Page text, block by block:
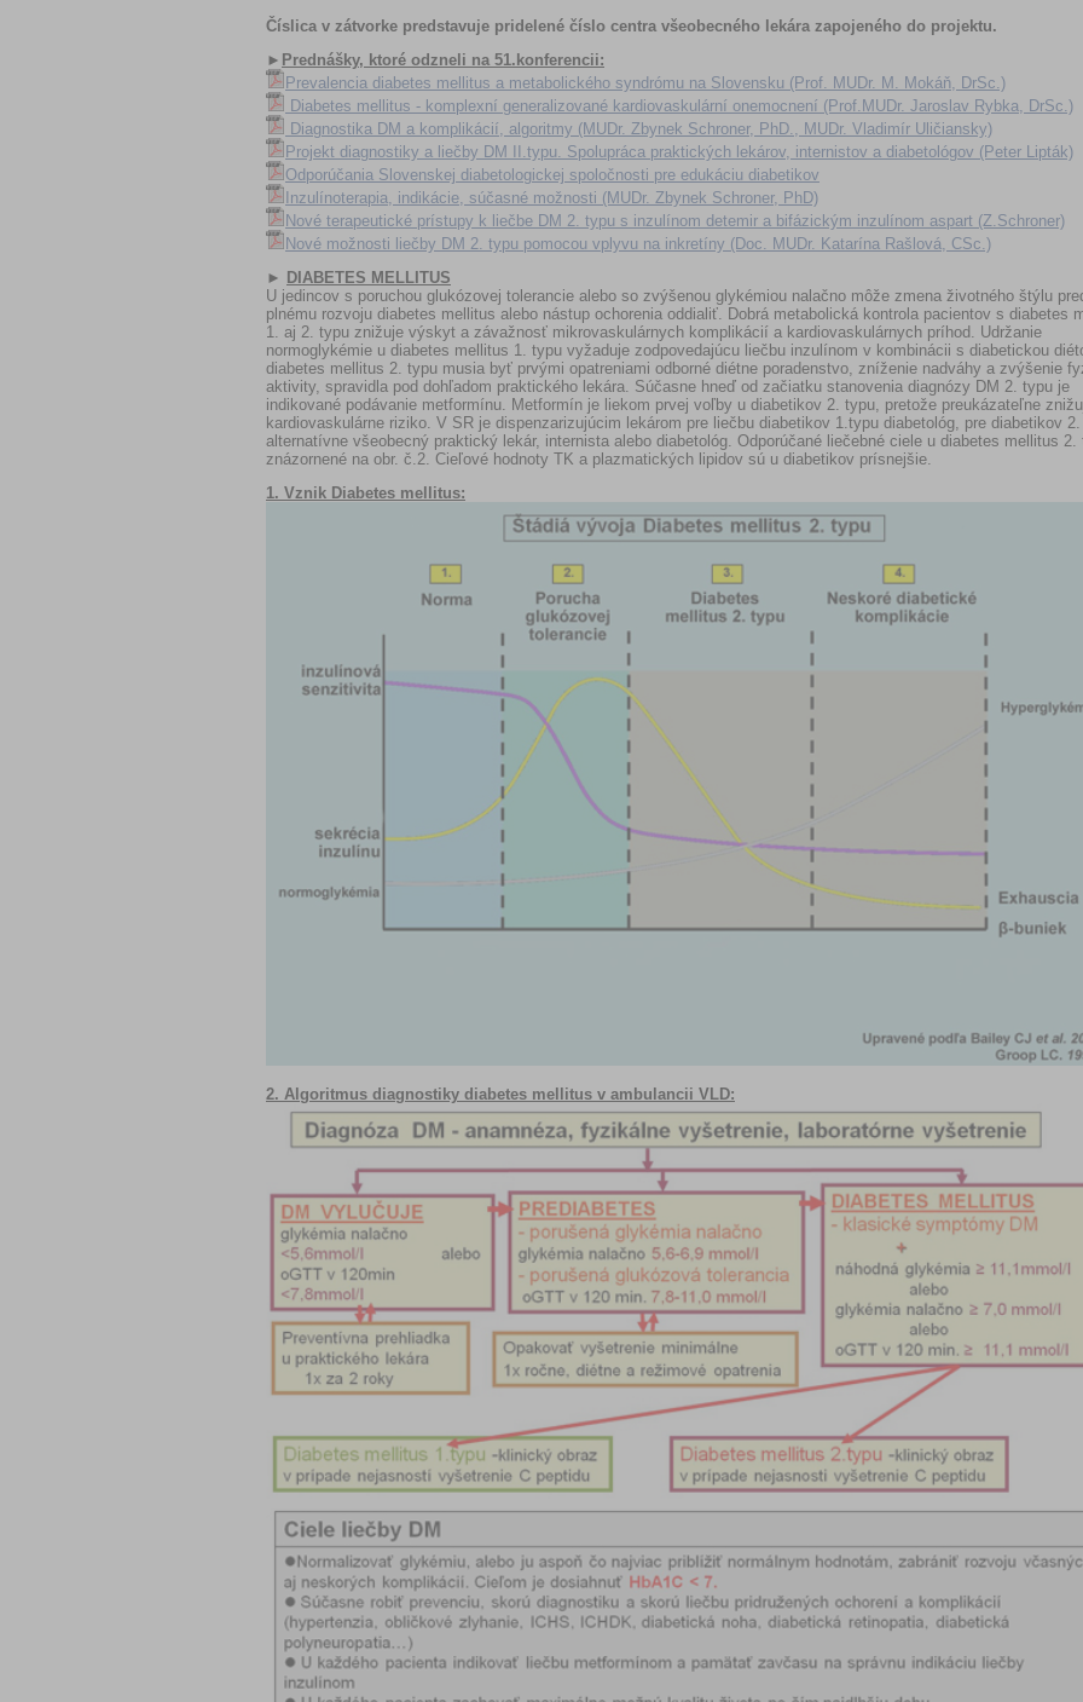
Číslica v zátvorke predstavuje pridelené číslo centra všeobecného lekára zapojeného do projektu.
► Prednášky, ktoré odzneli na 51.konferencii:
Prevalencia diabetes mellitus a metabolického syndrómu na Slovensku (Prof. MUDr. M. Mokáň, DrSc.)
Diabetes mellitus - komplexní generalizované kardiovaskulární onemocnení (Prof.MUDr. Jaroslav Rybka, DrSc.)
Diagnostika DM a komplikácií, algoritmy (MUDr. Zbynek Schroner, PhD., MUDr. Vladimír Uličiansky)
Projekt diagnostiky a liečby DM II.typu. Spolupráca praktických lekárov, internistov a diabetológov (Peter Lipták)
Odporúčania Slovenskej diabetologickej spoločnosti pre edukáciu diabetikov
Inzulínoterapia, indikácie, súčasné možnosti (MUDr. Zbynek Schroner, PhD)
Nové terapeutické prístupy k liečbe DM 2. typu s inzulínom detemir a bifázickým inzulínom aspart (Z.Schroner)
Nové možnosti liečby DM 2. typu pomocou vplyvu na inkretíny (Doc. MUDr. Katarína Rašlová, CSc.)
►
DIABETES MELLITUS
U jedincov s poruchou glukózovej tolerancie alebo so zvýšenou glykémiou nalačno môže zmena životného štýlu
plnému rozvoju diabetes mellitus alebo nástup ochorenia oddialiť. Dobrá metabolická kontrola pacientov s diabetes
1. aj 2. typu znižuje výskyt a závažnosť mikrovaskulárnych komplikácií a kardiovaskulárnych príhod. Udržanie
normoglykémie u diabetes mellitus 1. typu vyžaduje zodpovedajúcu liečbu inzulínom v kombinácii s diabetickou
diabetes mellitus 2. typu musia byť prvými opatreniami odborné diétne poradenstvo, zníženie nadváhy a zvýšenie
aktivity, spravidla pod dohľadom praktického lekára. Súčasne hneď od začiatku stanovenia diagnózy DM 2. typu je
indikované podávanie metformínu. Metformín je liekom prvej voľby u diabetikov 2. typu, pretože preukázateľne
kardiovaskulárne riziko. V SR je dispenzarizujúcim lekárom pre liečbu diabetikov 1.typu diabetológ, pre diabetikov
alternatívne všeobecný praktický lekár, internista alebo diabetológ. Odporúčané liečebné ciele u diabetes mellitus 2.
znázornené na obr. č.2. Cieľové hodnoty TK a plazmatických lipidov sú u diabetikov prísnejšie.
1. Vznik Diabetes mellitus:
2. Algoritmus diagnostiky diabetes mellitus v ambulancii VLD: